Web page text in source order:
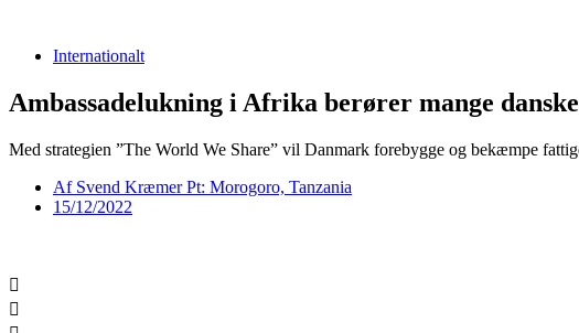
indholdInternationalt
Ambassadelukning i Afrika berører mange
Med strategien ”The World We Share” vil Danmark forebygge og bekæmpe
AfSvend Kræmer Pt: Morogoro, Tanzania
15/12/2022